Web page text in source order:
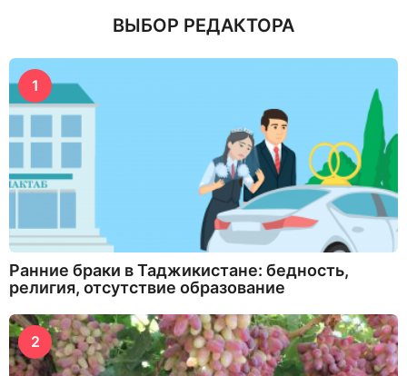
ВЫБОР РЕДАКТОРА
1
Ранние браки в Таджикистане: бедность,
религия, отсутствие образование
2